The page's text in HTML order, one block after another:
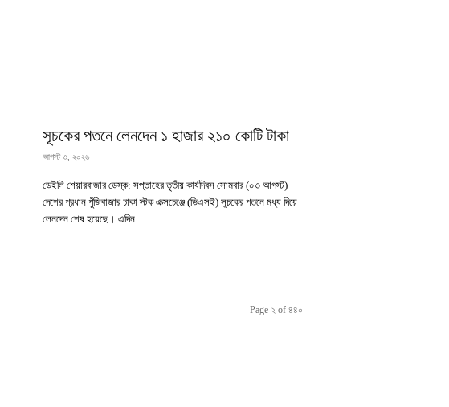
সূচকের পতনে লেনদেন ১ হাজার ২১০ কোটি টাকা
আগস্ট ৩, ২০২৬
ডেইলি শেয়ারবাজার ডেস্ক: সপ্তাহের তৃতীয় কার্যদিবস সোমবার (০৩ আগস্ট)
দেশের প্রধান পুঁজিবাজার ঢাকা স্টক এক্সচেঞ্জে (ডিএসই) সূচকের পতনে মধ্য দিয়ে
লেনদেন শেষ হয়েছে। এদিন...
Page ২ of ৪৪০